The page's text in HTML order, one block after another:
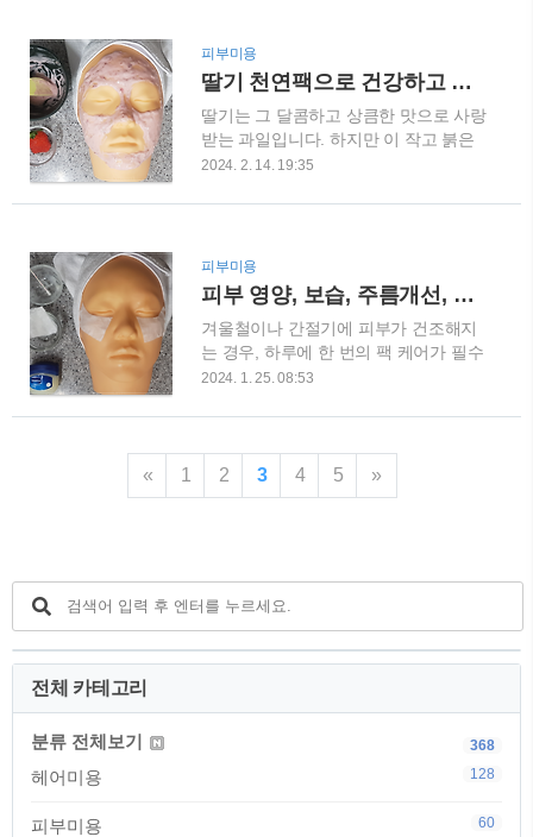
하며, 이로 인해 피부의 주름을 줄이거
나 표정근의 과도한 수축을 막는 등의
효과를 가져옵니다. 보톡스 시술의 효과
보톡스 시술은 주로 미용 분야에서 활
용..
동안 아름다움과 건강을 위해 활용되어
왔습니다. 오늘은 현미 마스크팩에 대해
알아보며, 천연 성분으로 피부를 관리하
는 방법에 대해 알아보겠습니다. 1. 현
미 마스크팩의 효능 현미는 피부에 좋은
효과를 주는 미네랄과 비타민, 그리고
발생하는 여러 피부 트러블을 예방하는
데 도움을 줍니다. 또한, 현미에는 셀룰
로스 성분이 풍부하게 들어있어 피부를
촉촉하게 유지해 주고,..
피부미용
딸기 천연팩으로 건강하고 아름다운 피부 만들기
딸기는 그 달콤하고 상큼한 맛으로 사랑
받는 과일입니다. 하지만 이 작고 붉은
과일은 우리의 피부에도 큰 도움을 줍니
아름다운 피부를 만드는 방법에 대해 알
딸기는 비타민 C가 풍부하여 피부 밝히
는 효과가 있습니다. 또한, 항산화 작용
을 하는 플라보노이드를 함유하고 있어
피부 노화를 예방합니다. 딸기에는 또한
구연산이 함유되어 있어 각질 제거와 피
부의 pH 균형을 맞추는 데 도움을 줍니
스크팩은 피부를 밝게 하고, 피부 노화
를 예방하며, 각질을 제거하고 피부의
2024. 2. 14. 19:35
피부미용
피부 영양, 보습, 주름개선, 피부재생에 효과적인 바세린 팩
겨울철이나 간절기에 피부가 건조해지
는 경우, 하루에 한 번의 팩 케어가 필수
적이라고 말할 수 있습니다. 팩은 피부
피부가 부드럽고 건강하게 유지될 수 있
류가 있지만, 이번에는 고보습 고영양
바세린 팩에 대해 자세히 알아보겠습니
밀드 바세린과 젤리 바세린은 피부에 수
분을 공급하고 유지시켜 주면서, 수분이
증발하지 않도록 차단하는 역할을 합니
떨어지고 주름이 생기기 쉬우므로, 바세
2024. 1. 25. 08:53
« 1 2 3 4 5 »
전체 카테고리
분류 전체보기 368
헤어미용 128
피부미용 60